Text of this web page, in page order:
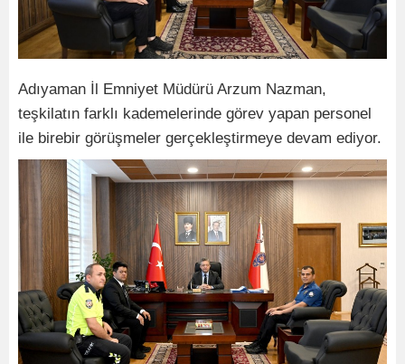
Adıyaman İl Emniyet Müdürü Arzum Nazman,
teşkilatın farklı kademelerinde görev yapan personel
ile birebir görüşmeler gerçekleştirmeye devam ediyor.